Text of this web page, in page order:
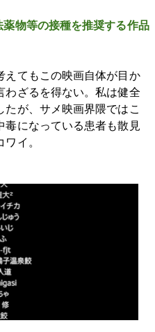
物等の接種を推奨する作品
えてもこの映画自体が目か
わざるを得ない。私は健全
が、サメ映画界隈ではこ
毒になっている患者も散見
イ。